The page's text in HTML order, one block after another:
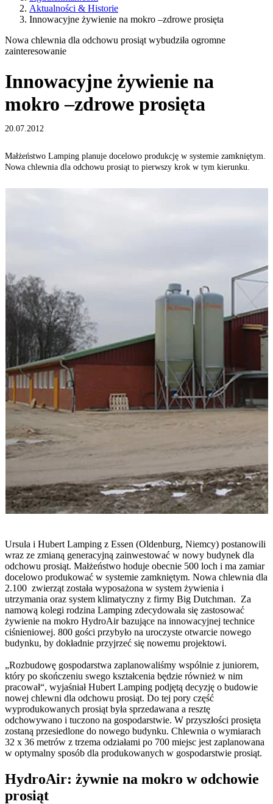
Aktualności & Historie
Innowacyjne żywienie na mokro –zdrowe prosięta
Nowa chlewnia dla odchowu prosiąt wybudziła ogromne
zainteresowanie
Innowacyjne żywienie na
mokro –zdrowe prosięta
20.07.2012
Małżeństwo Lamping planuje docelowo produkcję w systemie zamkniętym.
Nowa chlewnia dla odchowu prosiąt to pierwszy krok w tym kierunku.
Ursula i Hubert Lamping z Essen (Oldenburg, Niemcy) postanowili
wraz ze zmianą generacyjną zainwestować w nowy budynek dla
odchowu prosiąt. Małżeństwo hoduje obecnie 500 loch i ma zamiar
docelowo produkować w systemie zamkniętym. Nowa chlewnia dla
2.100 zwierząt została wyposażona w system żywienia i
utrzymania oraz system klimatyczny z firmy Big Dutchman. Za
namową kolegi rodzina Lamping zdecydowała się zastosować
żywienie na mokro HydroAir bazujące na innowacyjnej technice
ciśnieniowej. 800 gości przybyło na uroczyste otwarcie nowego
budynku, by dokładnie przyjrzeć się nowemu projektowi.
„Rozbudowę gospodarstwa zaplanowaliśmy wspólnie z juniorem,
który po skończeniu swego kształcenia będzie również w nim
pracował“, wyjaśniał Hubert Lamping podjętą decyzję o budowie
nowej chlewni dla odchowu prosiąt. Do tej pory część
wyprodukowanych prosiąt była sprzedawana a resztę
odchowywano i tuczono na gospodarstwie. W przyszłości prosięta
zostaną przesiedlone do nowego budynku. Chlewnia o wymiarach
32 x 36 metrów z trzema odziałami po 700 miejsc jest zaplanowana
w optymalny sposób dla produkowanych w gospodarstwie prosiąt.
HydroAir: żywnie na mokro w odchowie
prosiąt